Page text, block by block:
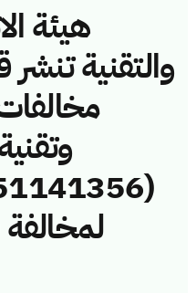
هيئة
والتقنية تنشر